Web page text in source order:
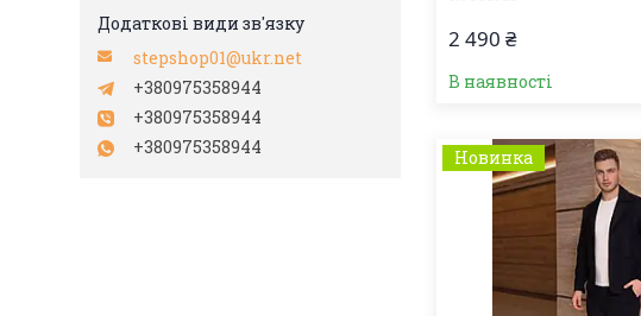
2 490 ₴
В наявності
Новинка
stepshop01@ukr.net
+380975358944
+380975358944
+380975358944